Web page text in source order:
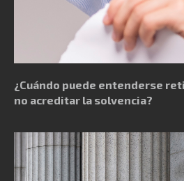
¿Cuándo puede entenderse
no acreditar la solvencia?